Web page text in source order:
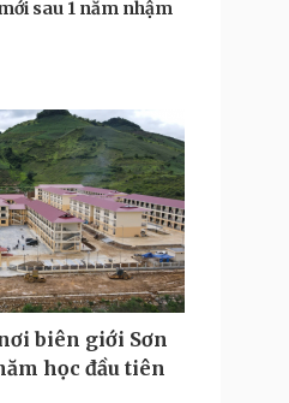
sau 1 năm nhậm
biên giới Sơn
học đầu tiên